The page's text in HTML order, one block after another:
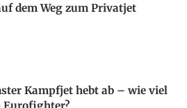
dem Weg zum Privatjet
Kampfjet hebt ab – wie viel